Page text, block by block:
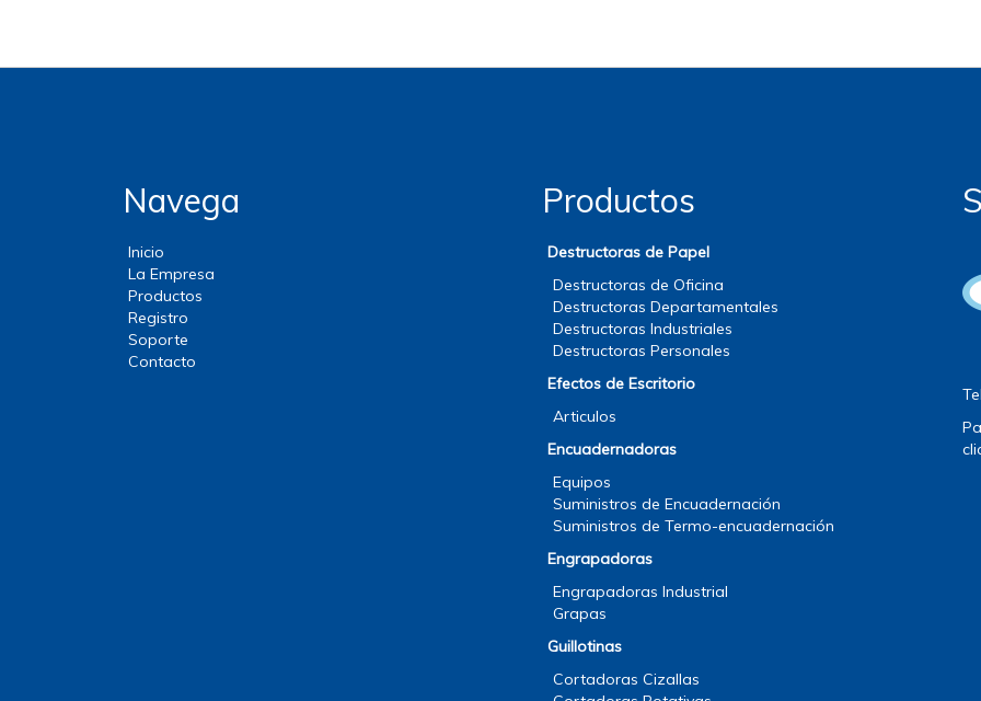
Navega
Inicio
La Empresa
Productos
Registro
Soporte
Contacto
Productos
Destructoras de Papel
Destructoras de Oficina
Destructoras Departamentales
Destructoras Industriales
Destructoras Personales
Efectos de Escritorio
Articulos
Encuadernadoras
Equipos
Suministros de Encuadernación
Suministros de Termo-encuadernación
Engrapadoras
Engrapadoras Industrial
Grapas
Guillotinas
Cortadoras Cizallas